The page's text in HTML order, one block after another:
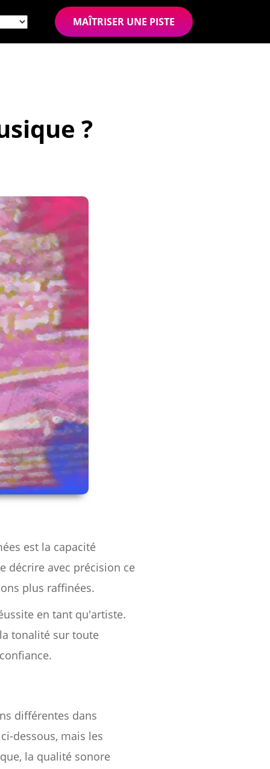
MAÎTRISER UNE PISTE
?
est la capacité
décrire avec précision ce
plus raffinées.
en tant qu'artiste.
tonalité sur toute
différentes dans
dessous, mais les
la qualité sonore